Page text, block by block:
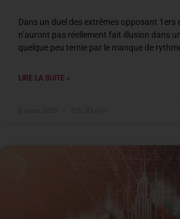
Dans un duel des extrêmes opposant 1ers
n’auront pas réellement fait illusion dans
quelque peu ternie par le manque de
LIRE LA SUITE »